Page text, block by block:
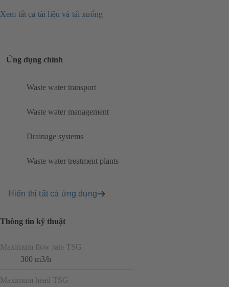
Xem tất cả tài liệu và tải xuống
Ứng dụng chính
Waste water transport
Waste water management
Drainage systems
Waste water treatment plants
Hiển thị tất cả ứng dụng
Thông tin kỹ thuật
Maximum flow rate TSG
300 m3/h
Maximum head TSG